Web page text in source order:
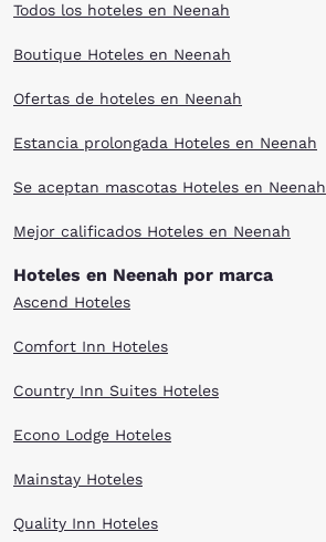
Todos los hoteles en Neenah
Boutique Hoteles en Neenah
Ofertas de hoteles en Neenah
Estancia prolongada Hoteles en Neenah
Se aceptan mascotas Hoteles en Neenah
Mejor calificados Hoteles en Neenah
Hoteles en Neenah por marca
Ascend Hoteles
Comfort Inn Hoteles
Country Inn Suites Hoteles
Econo Lodge Hoteles
Mainstay Hoteles
Quality Inn Hoteles